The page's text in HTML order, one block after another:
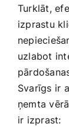
Turklāt,
izprastu
uzlabot
Svarīgs ir
ņemta
ir izprast: